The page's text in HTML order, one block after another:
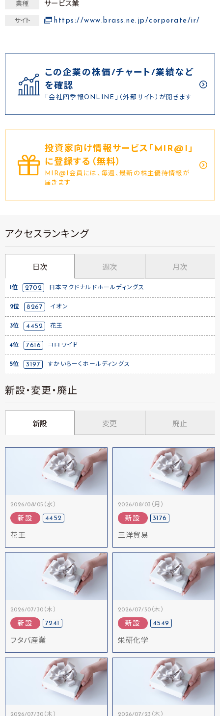
業種 サービス業
サイト https://www.brass.ne.jp/corporate/ir/
この企業の株価/チャート/業績など
を確認
「会社四季報ONLINE」（外部サイト）が開きます
投資家向け情報サービス｢MIR@I｣
に登録する（無料）
MIR@I会員には、毎週、最新の株主優待情報が
届きます
アクセスランキング
日次 週次 月次
1位 2702 日本マクドナルドホールディングス
2位 8267 イオン
3位 4452 花王
4位 7616 コロワイド
5位 3197 すかいらーくホールディングス
新設・変更・廃止
新設 変更 廃止
2026/08/05（水）
新設 4452
花王
2026/08/03（月）
新設 3176
三洋貿易
2026/07/30（木）
新設 7241
フタバ産業
2026/07/30（木）
新設 4549
栄研化学
2026/07/30（木） 2026/07/23（木）